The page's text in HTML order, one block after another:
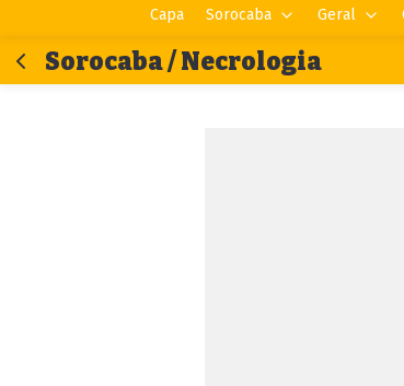
Capa Sorocaba Geral
Sorocaba / Necrologia